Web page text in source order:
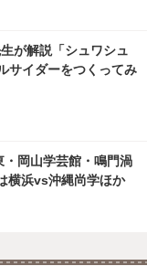
が解説「シュワシュ
サイダーをつくってみ
・岡山学芸館・鳴門渦
横浜vs沖縄尚学ほか